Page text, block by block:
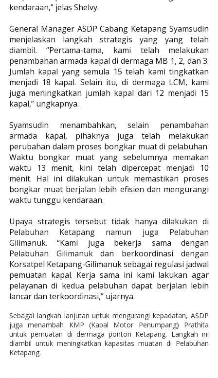
kendaraan,” jelas Shelvy.
General Manager ASDP Cabang Ketapang Syamsudin
menjelaskan langkah strategis yang yang telah
diambil. “Pertama-tama, kami telah melakukan
penambahan armada kapal di dermaga MB 1, 2, dan 3.
Jumlah kapal yang semula 15 telah kami tingkatkan
menjadi 18 kapal. Selain itu, di dermaga LCM, kami
juga meningkatkan jumlah kapal dari 12 menjadi 15
kapal,” ungkapnya.
Syamsudin menambahkan, selain penambahan
armada kapal, pihaknya juga telah melakukan
perubahan dalam proses bongkar muat di pelabuhan.
Waktu bongkar muat yang sebelumnya memakan
waktu 13 menit, kini telah dipercepat menjadi 10
menit. Hal ini dilakukan untuk memastikan proses
bongkar muat berjalan lebih efisien dan mengurangi
waktu tunggu kendaraan.
Upaya strategis tersebut tidak hanya dilakukan di
Pelabuhan Ketapang namun juga Pelabuhan
Gilimanuk. “Kami juga bekerja sama dengan
Pelabuhan Gilimanuk dan berkoordinasi dengan
Korsatpel Ketapang-Gilimanuk sebagai regulasi jadwal
pemuatan kapal. Kerja sama ini kami lakukan agar
pelayanan di kedua pelabuhan dapat berjalan lebih
lancar dan terkoordinasi,” ujarnya.
Sebagai langkah lanjutan untuk mengurangi kepadatan, ASDP
juga menambah KMP (Kapal Motor Penumpang) Prathita
untuk pemuatan di dermaga ponton Ketapang. Langkah ini
diambil untuk meningkatkan kapasitas muatan di Pelabuhan
Ketapang.